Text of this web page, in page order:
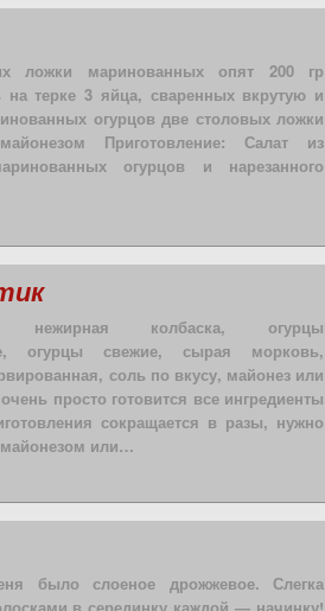
ложки маринованных опят 200 гр
на терке 3 яйца, сваренных вкрутую и
огурцов две столовых ложки
Приготовление: Салат из
огурцов и нарезанного
нежирная колбаска, огурцы
огурцы свежие, сырая морковь,
соль по вкусу, майонез или
просто готовится все ингредиенты
сокращается в разы, нужно
майонезом или…
было слоеное дрожжевое. Слегка